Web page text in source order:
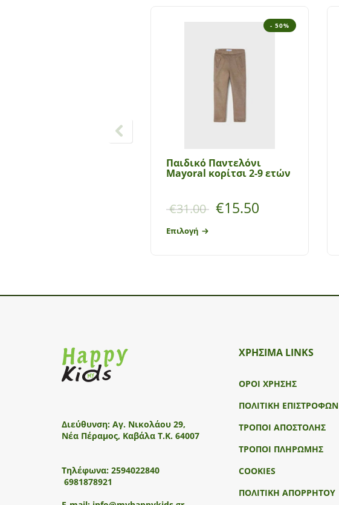
- 50%
Παιδικό Παντελόνι
Mayoral κορίτσι 2-9 ετών
€31.00 €15.50
Επιλογή
Διεύθυνση: Αγ. Νικολάου 29,
Νέα Πέραμος, Καβάλα Τ.Κ. 64007
Τηλέφωνα: 2594022840
6981878921
ΧΡΗΣΙΜΑ LINKS
ΟΡΟΙ ΧΡΗΣΗΣ
ΠΟΛΙΤΙΚΗ ΕΠΙΣΤΡΟΦΩΝ
ΤΡΟΠΟΙ ΑΠΟΣΤΟΛΗΣ
ΤΡΟΠΟΙ ΠΛΗΡΩΜΗΣ
COOKIES
ΠΟΛΙΤΙΚΗ ΑΠΟΡΡΗΤΟΥ